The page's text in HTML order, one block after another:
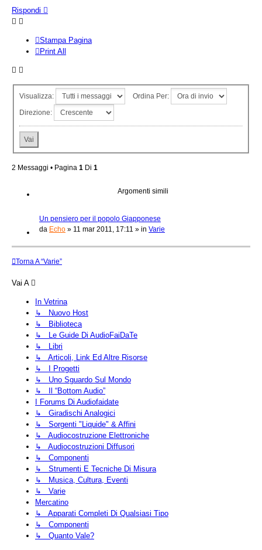
Rispondi
Stampa Pagina
Print All
Visualizza:
Ordina Per:
Direzione:
2 Messaggi • Pagina 1 Di 1
Argomenti simili
Un pensiero per il popolo Giapponese
da Echo » 11 mar 2011, 17:11 » in Varie
Torna A “Varie”
Vai A
In Vetrina
↳ Nuovo Host
↳ Biblioteca
↳ Le Guide Di AudioFaiDaTe
↳ Libri
↳ Articoli, Link Ed Altre Risorse
↳ I Progetti
↳ Uno Sguardo Sul Mondo
↳ Il “Bottom Audio”
I Forums Di Audiofaidate
↳ Giradischi Analogici
↳ Sorgenti "liquide" & Affini
↳ Audiocostruzione Elettroniche
↳ Audiocostruzioni Diffusori
↳ Componenti
↳ Strumenti E Tecniche Di Misura
↳ Musica, Cultura, Eventi
↳ Varie
Mercatino
↳ Apparati Completi Di Qualsiasi Tipo
↳ Componenti
↳ Quanto Vale?